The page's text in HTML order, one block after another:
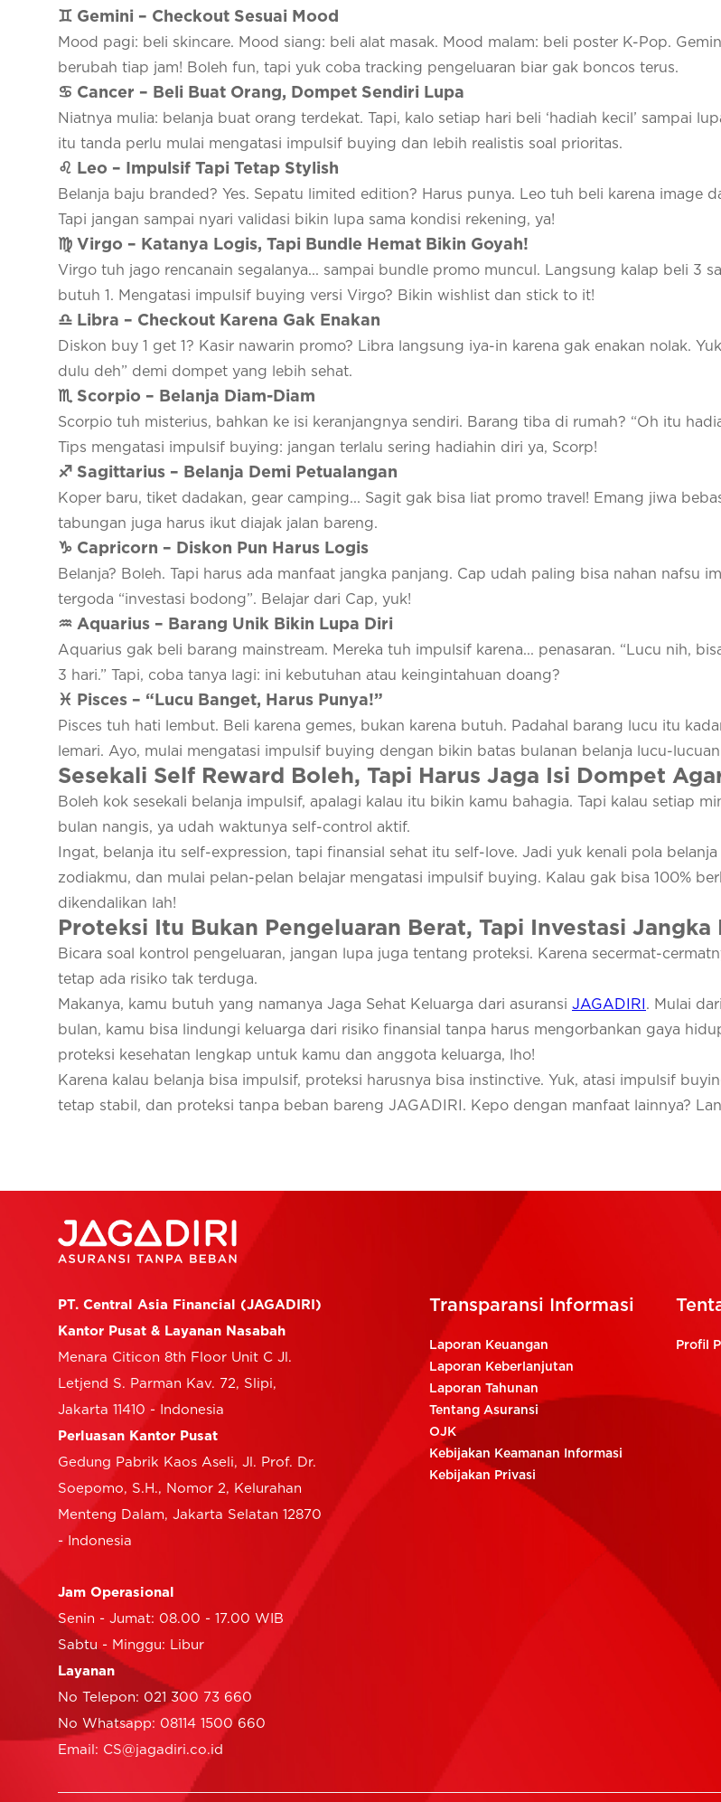
♊ Gemini – Checkout Sesuai Mood
Mood pagi: beli skincare. Mood siang: beli alat masak. Mood malam: beli poster K-Pop.
berubah tiap jam! Boleh fun, tapi yuk coba tracking pengeluaran biar gak boncos terus.
♋ Cancer – Beli Buat Orang, Dompet Sendiri Lupa
Niatnya mulia: belanja buat orang terdekat. Tapi, kalo setiap hari beli ‘hadiah kecil’ sampai
itu tanda perlu mulai mengatasi impulsif buying dan lebih realistis soal prioritas.
♌ Leo – Impulsif Tapi Tetap Stylish
Belanja baju branded? Yes. Sepatu limited edition? Harus punya. Leo tuh beli karena image
Tapi jangan sampai nyari validasi bikin lupa sama kondisi rekening, ya!
♍ Virgo – Katanya Logis, Tapi Bundle Hemat Bikin Goyah!
Virgo tuh jago rencanain segalanya... sampai bundle promo muncul. Langsung kalap beli 3
butuh 1. Mengatasi impulsif buying versi Virgo? Bikin wishlist dan stick to it!
♎ Libra – Checkout Karena Gak Enakan
Diskon buy 1 get 1? Kasir nawarin promo? Libra langsung iya-in karena gak enakan nolak.
dulu deh” demi dompet yang lebih sehat.
♏ Scorpio – Belanja Diam-Diam
Scorpio tuh misterius, bahkan ke isi keranjangnya sendiri. Barang tiba di rumah? “Oh itu
Tips mengatasi impulsif buying: jangan terlalu sering hadiahin diri ya, Scorp!
♐ Sagittarius – Belanja Demi Petualangan
Koper baru, tiket dadakan, gear camping... Sagit gak bisa liat promo travel! Emang jiwa
tabungan juga harus ikut diajak jalan bareng.
♑ Capricorn – Diskon Pun Harus Logis
Belanja? Boleh. Tapi harus ada manfaat jangka panjang. Cap udah paling bisa nahan nafsu
tergoda “investasi bodong”. Belajar dari Cap, yuk!
♒ Aquarius – Barang Unik Bikin Lupa Diri
Aquarius gak beli barang mainstream. Mereka tuh impulsif karena... penasaran. “Lucu nih,
3 hari.” Tapi, coba tanya lagi: ini kebutuhan atau keingintahuan doang?
♓ Pisces – “Lucu Banget, Harus Punya!”
Pisces tuh hati lembut. Beli karena gemes, bukan karena butuh. Padahal barang lucu itu
lemari. Ayo, mulai mengatasi impulsif buying dengan bikin batas bulanan belanja lucu-
Sesekali Self Reward Boleh, Tapi Harus Jaga Isi Dompet
Boleh kok sesekali belanja impulsif, apalagi kalau itu bikin kamu bahagia. Tapi kalau setiap
bulan nangis, ya udah waktunya self-control aktif.
Ingat, belanja itu self-expression, tapi finansial sehat itu self-love. Jadi yuk kenali pola
zodiakmu, dan mulai pelan-pelan belajar mengatasi impulsif buying. Kalau gak bisa 100%
dikendalikan lah!
Proteksi Itu Bukan Pengeluaran Berat, Tapi Investasi Jangka
Bicara soal kontrol pengeluaran, jangan lupa juga tentang proteksi. Karena secermat-
tetap ada risiko tak terduga.
Makanya, kamu butuh yang namanya Jaga Sehat Keluarga dari asuransi JAGADIRI . Mulai
bulan, kamu bisa lindungi keluarga dari risiko finansial tanpa harus mengorbankan gaya
proteksi kesehatan lengkap untuk kamu dan anggota keluarga, lho!
Karena kalau belanja bisa impulsif, proteksi harusnya bisa instinctive. Yuk, atasi impulsif
tetap stabil, dan proteksi tanpa beban bareng JAGADIRI. Kepo dengan manfaat lainnya?
PT. Central Asia Financial (JAGADIRI)
Kantor Pusat & Layanan Nasabah
Menara Citicon 8th Floor Unit C Jl.
Letjend S. Parman Kav. 72, Slipi,
Jakarta 11410 - Indonesia
Perluasan Kantor Pusat
Gedung Pabrik Kaos Aseli, Jl. Prof. Dr.
Soepomo, S.H., Nomor 2, Kelurahan
Menteng Dalam, Jakarta Selatan 12870
- Indonesia
Jam Operasional
Senin - Jumat: 08.00 - 17.00 WIB
Sabtu - Minggu: Libur
Layanan
No Telepon: 021 300 73 660
No Whatsapp: 08114 1500 660
Email: CS@jagadiri.co.id
Transparansi Informasi
Laporan Keuangan
Laporan Keberlanjutan
Laporan Tahunan
Tentang Asuransi
OJK
Kebijakan Keamanan Informasi
Kebijakan Privasi
Profil